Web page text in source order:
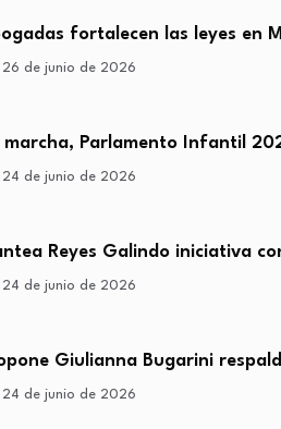
fortalecen las leyes en
26 de junio de 2026
marcha, Parlamento Infantil
24 de junio de 2026
Reyes Galindo iniciativa
24 de junio de 2026
Giulianna Bugarini
24 de junio de 2026